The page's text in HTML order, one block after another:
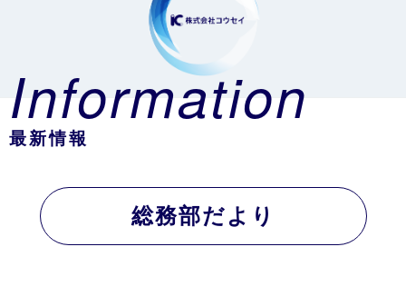
Information
最新情報
総務部だより